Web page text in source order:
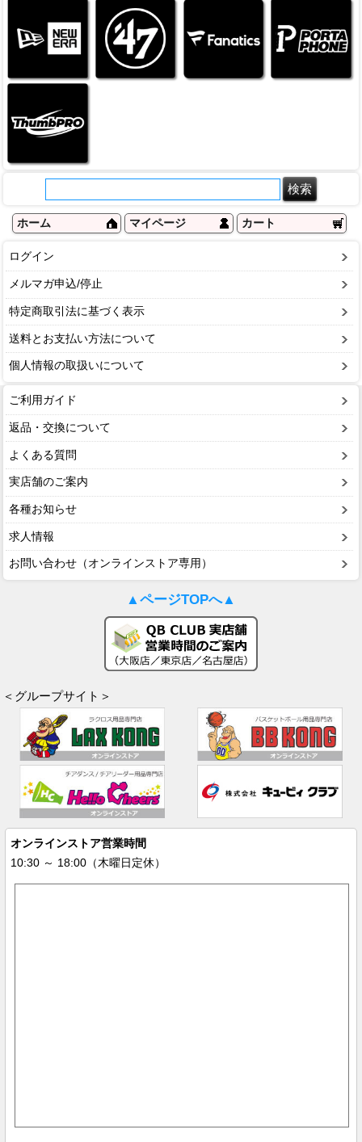
ホーム マイページ カート
ログイン
メルマガ申込/停止
特定商取引法に基づく表示
送料とお支払い方法について
個人情報の取扱いについて
ご利用ガイド
返品・交換について
よくある質問
実店舗のご案内
各種お知らせ
求人情報
お問い合わせ（オンラインストア専用）
▲ページTOPへ▲
＜グループサイト＞
オンラインストア営業時間
10:30 ～ 18:00（木曜日定休）